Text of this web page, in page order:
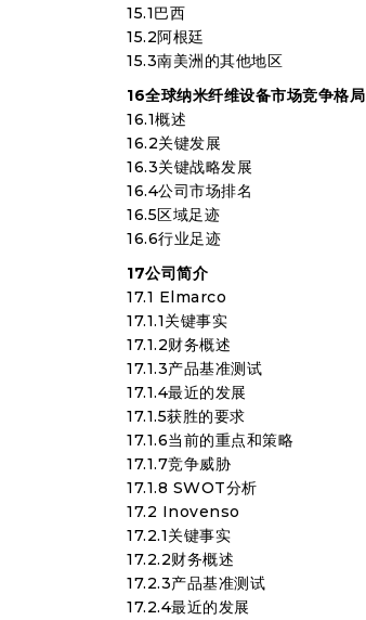
15.1巴西
15.2阿根廷
15.3南美洲的其他地区
16全球纳米纤维设备市场竞争格局
16.1概述
16.2关键发展
16.3关键战略发展
16.4公司市场排名
16.5区域足迹
16.6行业足迹
17公司简介
17.1 Elmarco
17.1.1关键事实
17.1.2财务概述
17.1.3产品基准测试
17.1.4最近的发展
17.1.5获胜的要求
17.1.6当前的重点和策略
17.1.7竞争威胁
17.1.8 SWOT分析
17.2 Inovenso
17.2.1关键事实
17.2.2财务概述
17.2.3产品基准测试
17.2.4最近的发展